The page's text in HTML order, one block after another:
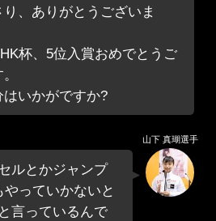
り、ありがとうございま
杯、5位入賞おめでとうご
はいかがですか?
ルとかジャンプ
っていかないと
言っているんで
山下 真瑚選手